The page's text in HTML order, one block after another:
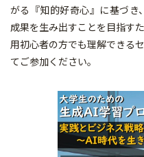
がる『知的好奇心』に基づ
成果を生み出すことを目指す
用初心者の方でも理解できる
てご参加ください。